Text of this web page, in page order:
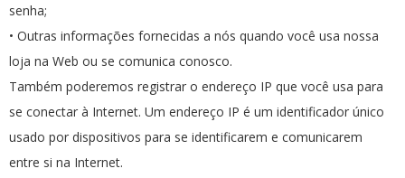
senha;
• Outras informações fornecidas a nós quando você usa nossa
loja na Web ou se comunica conosco.
Também poderemos registrar o endereço IP que você usa para
se conectar à Internet. Um endereço IP é um identificador único
usado por dispositivos para se identificarem e comunicarem
entre si na Internet.